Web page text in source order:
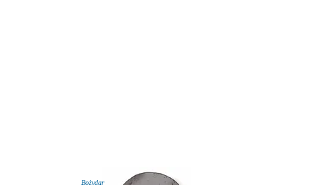
Bożydar